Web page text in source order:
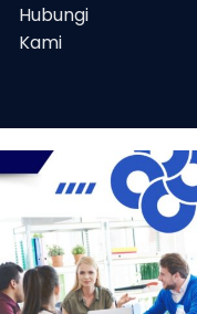
Hubungi
Kami